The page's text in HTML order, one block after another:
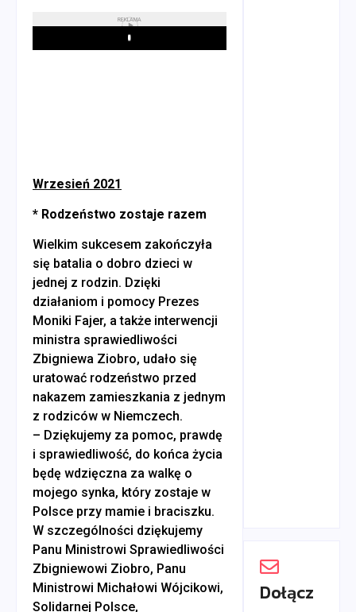
REKLAMA
Play
Wrzesień 2021
* Rodzeństwo zostaje razem
Wielkim sukcesem zakończyła
się batalia o dobro dzieci w
jednej z rodzin. Dzięki
działaniom i pomocy Prezes
Moniki Fajer, a także interwencji
ministra sprawiedliwości
Zbigniewa Ziobro, udało się
uratować rodzeństwo przed
nakazem zamieszkania z jednym
z rodziców w Niemczech.
– Dziękujemy za pomoc, prawdę
i sprawiedliwość, do końca życia
będę wdzięczna za walkę o
mojego synka, który zostaje w
Polsce przy mamie i braciszku.
W szczególności dziękujemy
Panu Ministrowi Sprawiedliwości
Zbigniewowi Ziobro, Panu
Ministrowi Michałowi Wójcikowi,
Solidarnej Polsce,
Dołącz